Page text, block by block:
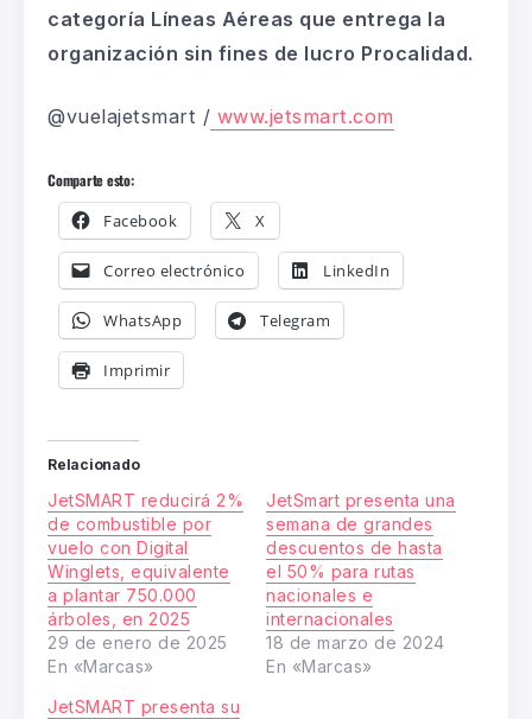
categoría Líneas Aéreas que entrega la
organización sin fines de lucro Procalidad.
@vuelajetsmart / www.jetsmart.com
Comparte esto:
Facebook X
Correo electrónico LinkedIn
WhatsApp Telegram
Imprimir
Relacionado
JetSMART reducirá 2%
de combustible por
vuelo con Digital
Winglets, equivalente
a plantar 750.000
árboles, en 2025
29 de enero de 2025
En «Marcas»
JetSmart presenta una
semana de grandes
descuentos de hasta
el 50% para rutas
nacionales e
internacionales
18 de marzo de 2024
En «Marcas»
JetSMART presenta su